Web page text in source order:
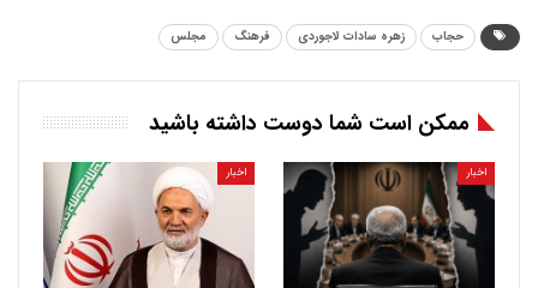
حجاب زهره سادات لاجوردی فرهنگ مجلس
ممکن است شما دوست داشته باشید
اخبار اخبار